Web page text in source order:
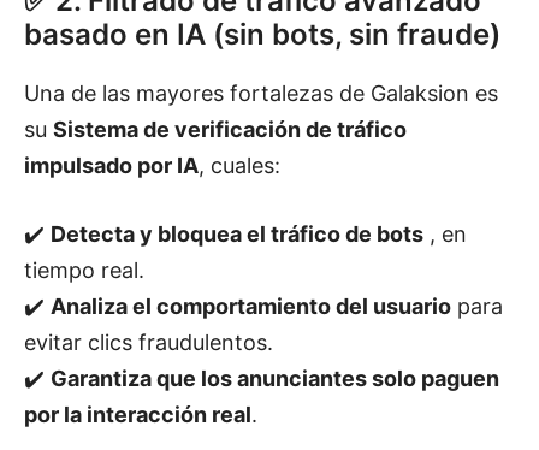
basado en IA (sin bots, sin fraude)
Una de las mayores fortalezas de Galaksion es
su Sistema de verificación de tráfico
impulsado por IA, cuales:
✔️ Detecta y bloquea el tráfico de bots , en
tiempo real.
✔️ Analiza el comportamiento del usuario para
evitar clics fraudulentos.
✔️ Garantiza que los anunciantes solo paguen
por la interacción real.